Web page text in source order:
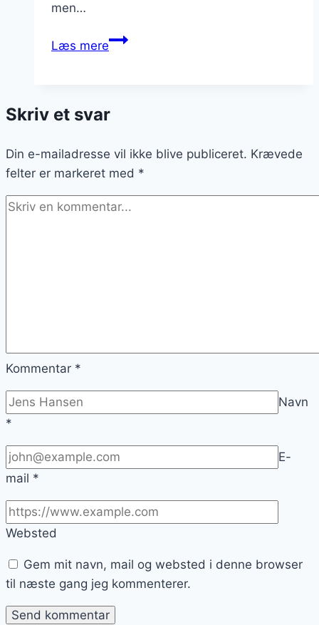
men…
Læs merePastaretter
og
Skriv et svar
Din e-mailadresse vil ikke blive publiceret. Krævede
felter er markeret med *
Kommentar *
Navn
*
E-
mail *
Websted
Gem mit navn, mail og websted i denne browser
til næste gang jeg kommenterer.